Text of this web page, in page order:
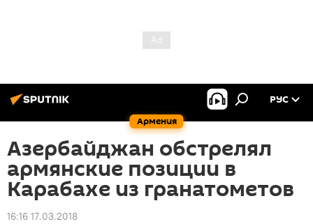
Армения
РУС
Азербайджан обстрелял
армянские позиции в
Карабахе из гранатометов
16:16 17.03.2018